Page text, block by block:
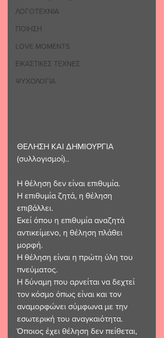
ΛΟΓΟΤΕΧΝΙΑ
ΠΟΙΗΣΗ
LOVE MOMENTS
ΕΙΚΑΣΤΙΚΕΣ ΤΕΧΝΕΣ
ΨΥΧΟΛΟΓΙΑ
ΘΕΛΗΣΗ ΚΑΙ ΔΗΜΙΟΥΡΓΙΑ
(συλλογισμοί)..
Η θέληση δεν είναι επιθυμία.
Η επιθυμία ζητά, η θέληση
επιβάλλει.
Εκεί όπου η επιθυμία αναζητά
αντικείμενο, η θέληση πλάθει
μορφή.
Η θέληση είναι η πρώτη ύλη του
πνεύματος.
Η δύναμη που αρνείται να δεχτεί
τον κόσμο όπως είναι και τον
αναμορφώνει σύμφωνα με την
εσωτερική του αναγκαιότητα.
Όποιος έχει θέληση δεν πείθεται,